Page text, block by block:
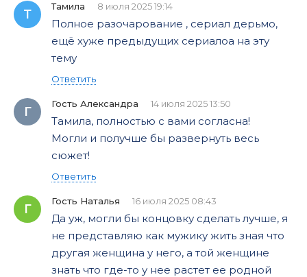
Т
Тамила 8 июля 2025 19:14
Полное разочарование , сериал дерьмо,
ещё хуже предыдущих сериалоа на эту
тему
Ответить
Г
Гость Александра 14 июля 2025 13:50
Тамила, полностью с вами согласна!
Могли и получше бы развернуть весь
сюжет!
Ответить
Г
Гость Наталья 16 июля 2025 08:43
Да уж, могли бы концовку сделать лучше, я
не представляю как мужику жить зная что
другая женщина у него, а той женщине
знать что где-то у нее растет ее родной